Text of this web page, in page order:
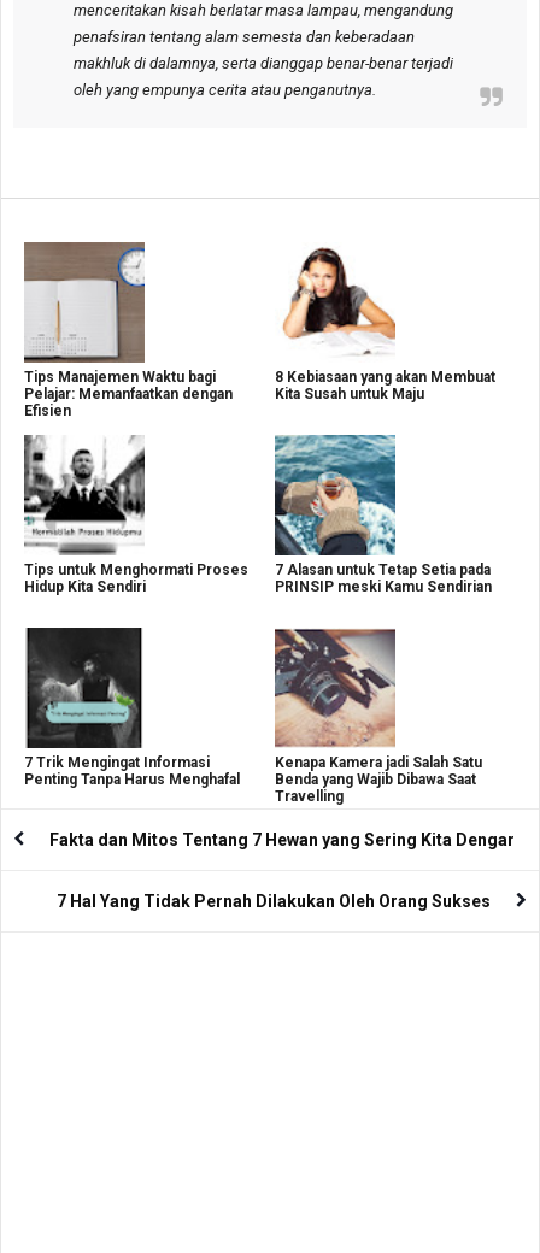
menceritakan kisah berlatar masa lampau, mengandung
penafsiran tentang alam semesta dan keberadaan
makhluk di dalamnya, serta dianggap benar-benar terjadi
oleh yang empunya cerita atau penganutnya.
Tips Manajemen Waktu bagi
Pelajar: Memanfaatkan dengan
Efisien
8 Kebiasaan yang akan Membuat
Kita Susah untuk Maju
Tips untuk Menghormati Proses
Hidup Kita Sendiri
7 Alasan untuk Tetap Setia pada
PRINSIP meski Kamu Sendirian
7 Trik Mengingat Informasi
Penting Tanpa Harus Menghafal
Kenapa Kamera jadi Salah Satu
Benda yang Wajib Dibawa Saat
Travelling
Fakta dan Mitos Tentang 7 Hewan yang Sering Kita Dengar
7 Hal Yang Tidak Pernah Dilakukan Oleh Orang Sukses